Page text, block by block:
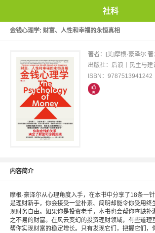
社科
金钱心理学: 财富、人性和幸福的永恒真相
著者：[美]摩根·豪泽尔
出版社：后浪丨民主与建
ISBN：9787513941242
内容简介
摩根·豪泽尔从心理角度入手，在本书中分享了18条一
是理财新手，你会接受一堂朴素、简明却能令你受用终
现财务自由。如果你是投资老手，本书也会帮你查缺补
之不易的财富。在风云变幻的投资理财领域，有些道理
帮你实现财富的稳定增长。只有发现它们，把握它们，